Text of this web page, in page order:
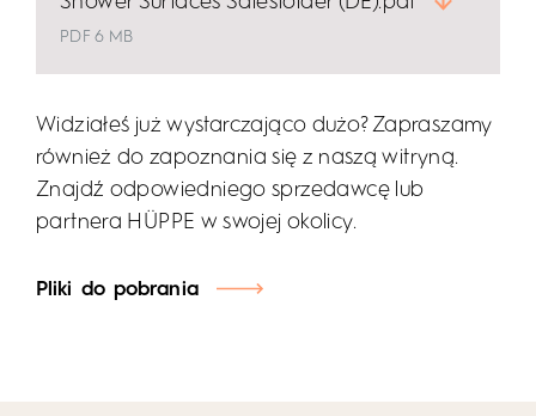
PDF 6 MB
Widziałeś już wystarczająco dużo? Zapraszamy
również do zapoznania się z naszą witryną.
Znajdź odpowiedniego sprzedawcę lub
partnera HÜPPE w swojej okolicy.
Pliki do pobrania